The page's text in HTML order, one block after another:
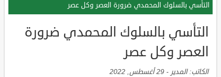
التأسي بالسلوك المحمدي ضرورة العصر وكل عصر
التأسي بالسلوك المحمدي ضرورة
العصر وكل عصر
الكاتب:المدير - 29 أغسطس, 2022